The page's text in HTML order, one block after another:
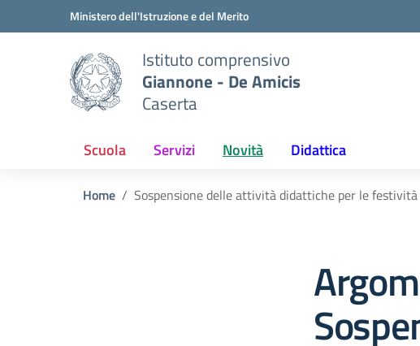
Vai ai contenuti
Vai al menu di navigazioneMinistero dell'Istruzione e del Merito
Istituto comprensivo
Giannone - De Amicis
Caserta
Scuola Servizi Novità Didattica
Home Sospensione delle attività didattiche per le